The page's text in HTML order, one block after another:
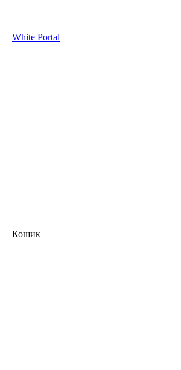
White Portal
Кошик